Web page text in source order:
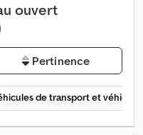
ouvert
Pertinence
de transport et